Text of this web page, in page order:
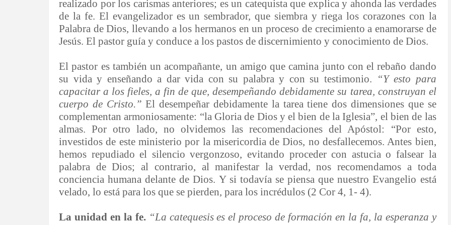
realizado por los carismas anteriores; es un catequista que explica y ahonda las verdades
de la fe. El evangelizador es un sembrador, que siembra y riega los corazones con la
Palabra de Dios, llevando a los hermanos en un proceso de crecimiento a enamorarse de
Jesús. El pastor guía y conduce a los pastos de discernimiento y conocimiento de Dios.
El pastor es también un acompañante, un amigo que camina junto con el rebaño dando
su vida y enseñando a dar vida con su palabra y con su testimonio. “Y esto para
capacitar a los fieles, a fin de que, desempeñando debidamente su tarea, construyan el
cuerpo de Cristo.” El desempeñar debidamente la tarea tiene dos dimensiones que se
complementan armoniosamente: “la Gloria de Dios y el bien de la Iglesia”, el bien de las
almas. Por otro lado, no olvidemos las recomendaciones del Apóstol: “Por esto,
investidos de este ministerio por la misericordia de Dios, no desfallecemos. Antes bien,
hemos repudiado el silencio vergonzoso, evitando proceder con astucia o falsear la
palabra de Dios; al contrario, al manifestar la verdad, nos recomendamos a toda
conciencia humana delante de Dios. Y si todavía se piensa que nuestro Evangelio está
velado, lo está para los que se pierden, para los incrédulos (2 Cor 4, 1- 4).
La unidad en la fe. “La catequesis es el proceso de formación en la fa, la esperanza y